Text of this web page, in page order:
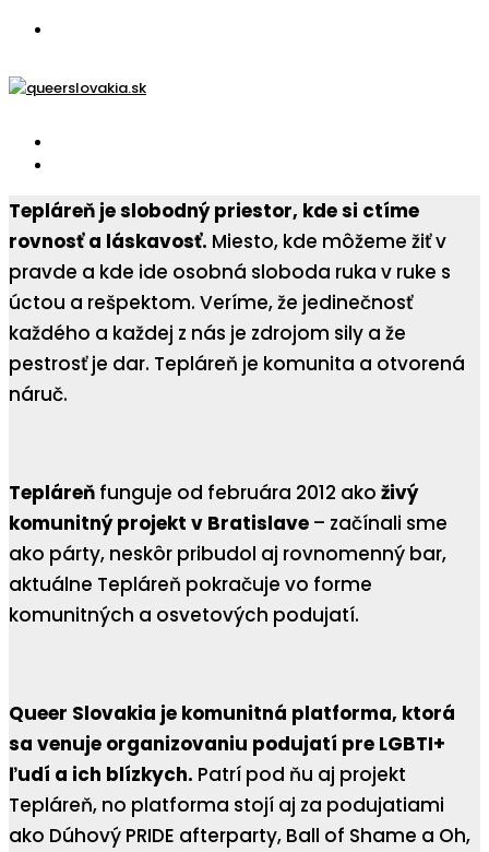
Tepláreň je slobodný priestor, kde si ctíme
rovnosť a láskavosť. Miesto, kde môžeme žiť v
pravde a kde ide osobná sloboda ruka v ruke s
úctou a rešpektom. Veríme, že jedinečnosť
každého a každej z nás je zdrojom sily a že
pestrosť je dar. Tepláreň je komunita a otvorená
náruč.
Tepláreň funguje od februára 2012 ako živý
komunitný projekt v Bratislave – začínali sme
ako párty, neskôr pribudol aj rovnomenný bar,
aktuálne Tepláreň pokračuje vo forme
komunitných a osvetových podujatí.
Queer Slovakia je komunitná platforma, ktorá
sa venuje organizovaniu podujatí pre LGBTI+
ľudí a ich blízkych. Patrí pod ňu aj projekt
Tepláreň, no platforma stojí aj za podujatiami
ako Dúhový PRIDE afterparty, Ball of Shame a Oh,